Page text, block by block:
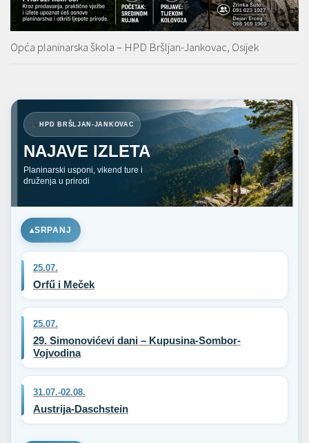
Opća planinarska škola – HPD Bršljan-Jankovac, Osijek
HPD BRŠLJAN-JANKOVAC
NAJAVE IZLETA
Planinarski usponi, vikend ture i
druženja u prirodi
SRPANJ
25.07.
Orfű i Meček
25.07.
29. Simonovićevi dani – Kupusina-Sombor-
Vojvodina
31.07.-02.08.
Austrija-Daschstein